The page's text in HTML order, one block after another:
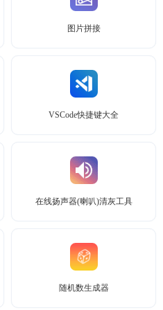
图片拼接
VSCode快捷键大全
在线扬声器(喇叭)清灰工具
随机数生成器